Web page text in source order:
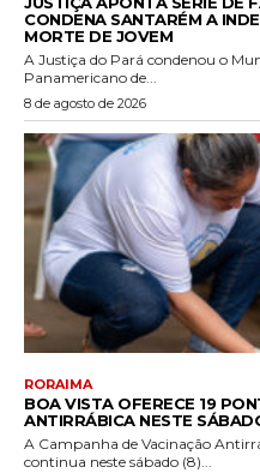
CONDENA SANTARÉM A
MORTE DE JOVEM
A Justiça do Pará condenou o
Panamericano de...
8 de agosto de 2026
RORAIMA
BOA VISTA OFERECE 19
ANTIRRÁBICA NESTE
A Campanha de Vacinação
continua neste sábado (8)...